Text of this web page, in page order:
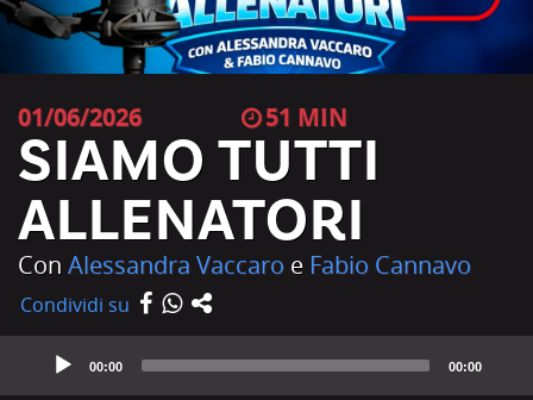
01/06/2026 51
SIAMO TUTTI
ALLENATORI
Con Alessandra Vaccaro e Fabio Cannavo
Condividi su
Player
00:00 00:00